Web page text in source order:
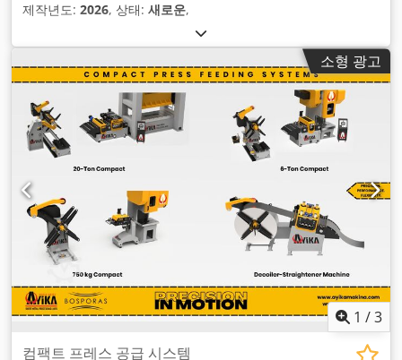
제작년도: 2026, 상태: 새로운,
소형 광고
1 /3
컴팩트 프레스 공급 시스템